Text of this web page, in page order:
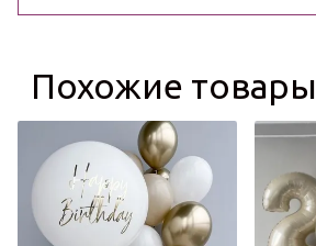
Похожие товары